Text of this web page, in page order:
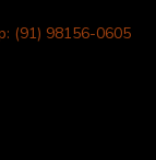
(91) 98156-0605